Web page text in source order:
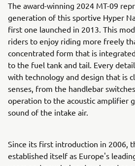
The award-winning 2024 MT-09
generation of this sportive Hyper
first one launched in 2013. This
riders to enjoy riding more freely
concentrated form that is
to the fuel tank and tail. Every
with technology and design that is
senses, from the handlebar
operation to the acoustic amplifier
sound of the intake air.
Since its first introduction in 2006,
established itself as Europe's